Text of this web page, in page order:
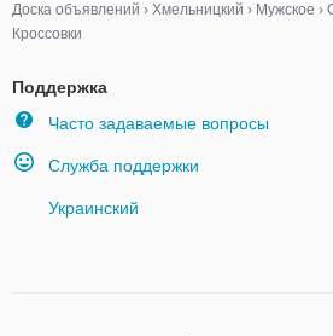
Доска объявлений › Хмельницкий › Мужское ›
Кроссовки
Поддержка
Часто задаваемые вопросы
Служба поддержки
Украинский